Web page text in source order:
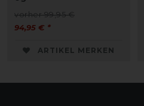
vorher 99,95 €
94,95 € *
ARTIKEL MERKEN